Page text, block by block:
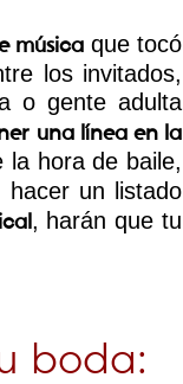
músicaque tocó
los invitados,
o gente adulta
una línea en la
hora de baile,
un listado
, harán que tu
boda: